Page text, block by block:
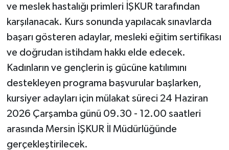
ve meslek hastalığı primleri İŞKUR tarafından
karşılanacak. Kurs sonunda yapılacak sınavlarda
başarı gösteren adaylar, mesleki eğitim sertifikası
ve doğrudan istihdam hakkı elde edecek.
Kadınların ve gençlerin iş gücüne katılımını
destekleyen programa başvurular başlarken,
kursiyer adayları için mülakat süreci 24 Haziran
2026 Çarşamba günü 09.30 - 12.00 saatleri
arasında Mersin İŞKUR İl Müdürlüğünde
gerçekleştirilecek.